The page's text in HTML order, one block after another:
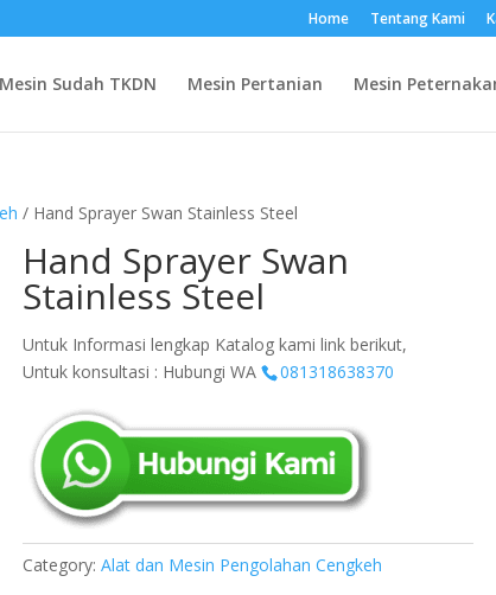
Home Tentang Kami
Mesin Sudah TKDN Mesin Pertanian Mesin
/ Hand Sprayer Swan Stainless Steel
Hand Sprayer Swan
Stainless Steel
Untuk Informasi lengkap Katalog kami link berikut,
Untuk konsultasi : Hubungi WA
081318638370
Category:Alat dan Mesin Pengolahan Cengkeh